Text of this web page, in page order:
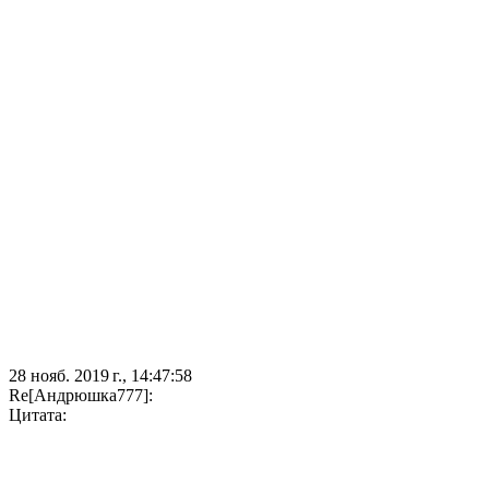
28 нояб. 2019 г., 14:47:58
Re[Андрюшка777]:
Цитата: